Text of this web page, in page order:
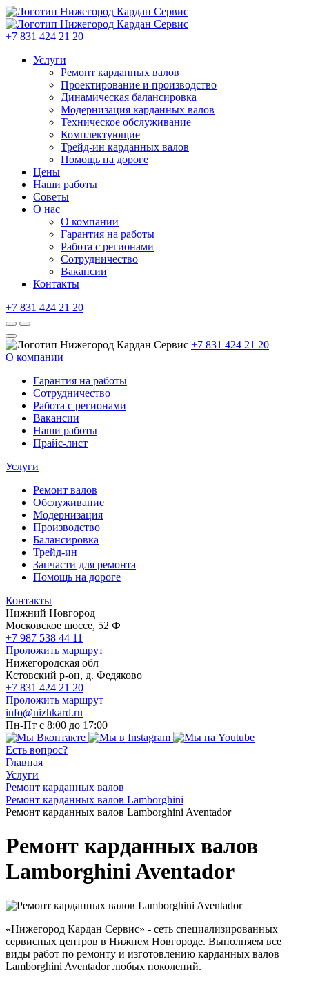
+7 831 424 21 20
Услуги
Ремонт карданных валов
Проектирование и производство
Динамическая балансировка
Модернизация карданных валов
Техническое обслуживание
Комплектующие
Трейд-ин карданных валов
Помощь на дороге
Цены
Наши работы
Советы
О нас
О компании
Гарантия на работы
Работа с регионами
Сотрудничество
Вакансии
Контакты
+7 831 424 21 20
+7 831 424 21 20
О компании
Гарантия на работы
Сотрудничество
Работа с регионами
Вакансии
Наши работы
Прайс-лист
Услуги
Ремонт валов
Обслуживание
Модернизация
Производство
Балансировка
Трейд-ин
Запчасти для ремонта
Помощь на дороге
Контакты
Нижний Новгород
Московское шоссе, 52 Ф
+7 987 538 44 11
Проложить маршрут
Нижегородская обл
Кстовский р-он, д. Федяково
+7 831 424 21 20
Проложить маршрут
info@nizhkard.ru
Пн-Пт с 8:00 до 17:00
Есть вопрос?
Главная
Услуги
Ремонт карданных валов
Ремонт карданных валов Lamborghini
Ремонт карданных валов Lamborghini Aventador
Ремонт карданных валов
Lamborghini Aventador
«Нижегород Кардан Сервис» - сеть специализированных
сервисных центров в Нижнем Новгороде. Выполняем все
виды работ по ремонту и изготовлению карданных валов
Lamborghini Aventador любых поколений.